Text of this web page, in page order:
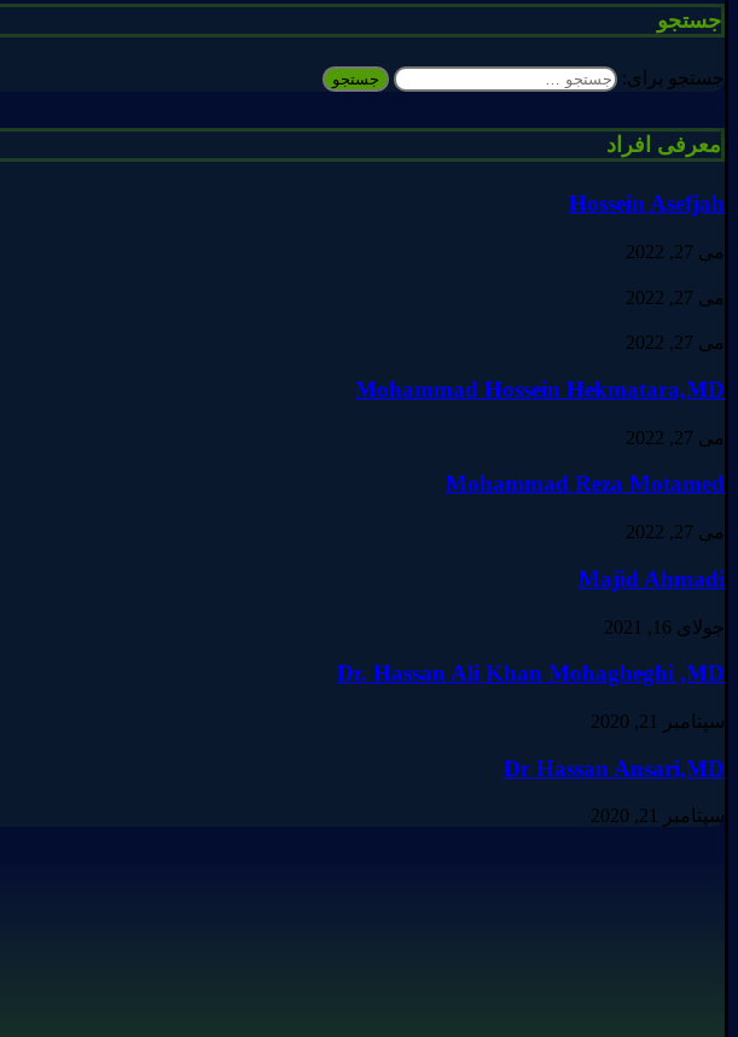
جستجو
جستجو برای:
معرفی افراد
Hossein Asefjah
می 27, 2022
می 27, 2022
می 27, 2022
Mohammad Hossein Hekmatara,MD
می 27, 2022
Mohammad Reza Motamed
می 27, 2022
Majid Ahmadi
جولای 16, 2021
Dr. Hassan Ali Khan Mohagheghi ,MD
سپتامبر 21, 2020
Dr Hassan Ansari,MD
سپتامبر 21, 2020